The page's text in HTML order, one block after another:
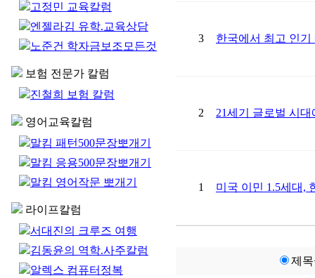
고정민 교육칼럼
엔젤라김 유학.교육상담
노준건 학자금보조모든것
보험 전문가 칼럼
진철희 보험 칼럼
영어교육칼럼
말킴 패턴500문장뽀개기
말킴 응용500문장뽀개기
말킴 영어작문 뽀개기
라이프칼럼
서대진의 크루즈 여행
김동윤의 역학.사주칼럼
알렉스 컴퓨터정복
3 한국에서 최고 인
2 21세기 글로벌 시
1 미국 이민 1.5세대,
제